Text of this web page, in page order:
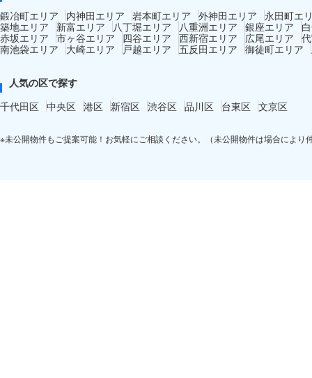
鍛冶町エリア
内神田エリア 岩本町エリア 外神田エリア
永田町エ
築地エリア
新富エリア 八丁堀エリア 八重洲エリア 銀座エリア
赤坂エリア 市ヶ谷エリア 四谷エリア 西新宿エリア 広尾エリア
南池袋エリア
大崎エリア 戸越エリア 五反田エリア 御徒町エリア
人気の区で探す
千代田区 中央区 港区 新宿区 渋谷区 品川区 台東区 文京区
※未公開物件もご提案可能！お気軽にご相談ください。（未公開物件は場合により